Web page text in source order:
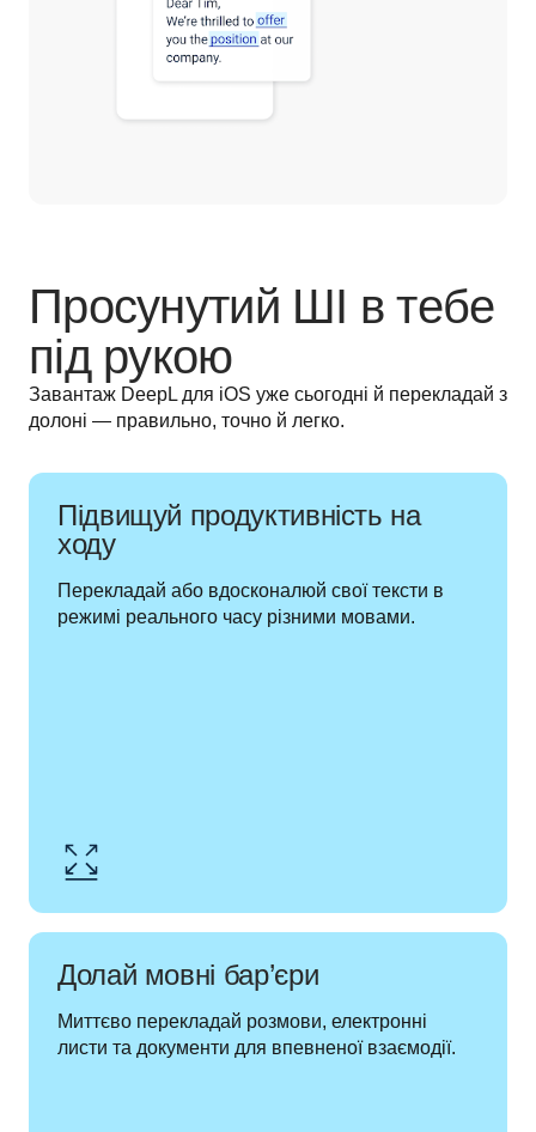
Просунутий ШІ в тебе
під рукою
Завантаж DeepL для iOS уже сьогодні й перекладай з
долоні — правильно, точно й легко.
Підвищуй продуктивність на
ходу
Перекладай або вдосконалюй свої тексти в
режимі реального часу різними мовами.
Долай мовні бар’єри
Миттєво перекладай розмови, електронні
листи та документи для впевненої взаємодії.